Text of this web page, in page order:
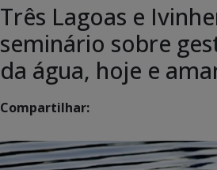
Três Lagoas e
seminário sobre
da água, hoje e
Compartilhar: